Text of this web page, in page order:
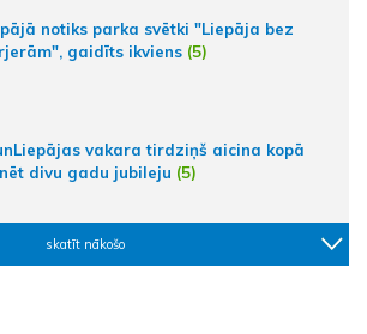
notiks parka svētki "Liepāja bez
gaidīts ikviens (5)
vakara tirdziņš aicina kopā
divu gadu jubileju (5)
skatīt nākošo